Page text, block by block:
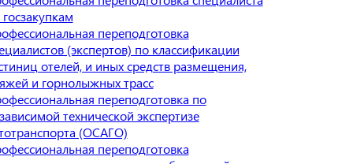
переподготовка
(экспертов) по классификации
отелей, и иных средств размещения,
и горнолыжных трасс
переподготовка по
технической экспертизе
(ОСАГО)
переподготовка